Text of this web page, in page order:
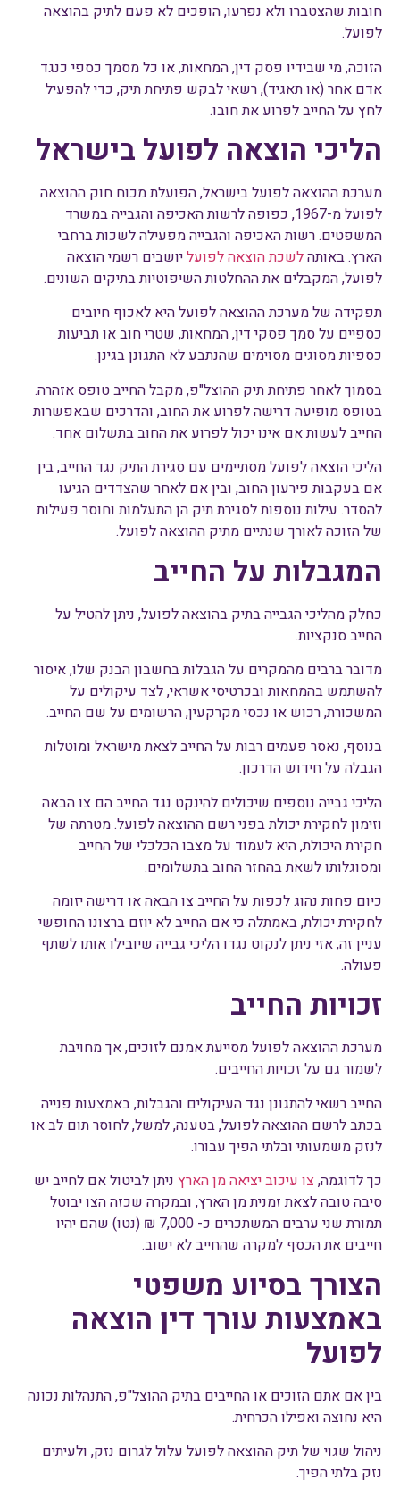
חובות שהצטברו ולא נפרעו, הופכים לא פעם לתיק בהוצאה
לפועל.
הזוכה, מי שבידיו פסק דין, המחאות, או כל מסמך כספי כנגד
אדם אחר (או תאגיד), רשאי לבקש פתיחת תיק, כדי להפעיל
לחץ על החייב לפרוע את חובו.
הליכי הוצאה לפועל בישראל
מערכת ההוצאה לפועל בישראל, הפועלת מכוח חוק ההוצאה
לפועל מ-1967, כפופה לרשות האכיפה והגבייה במשרד
המשפטים. רשות האכיפה והגבייה מפעילה לשכות ברחבי
הארץ. באותהלשכת הוצאה לפועליושבים רשמי הוצאה
לפועל, המקבלים את ההחלטות השיפוטיות בתיקים השונים.
תפקידה של מערכת ההוצאה לפועל היא לאכוף חיובים
כספיים על סמך פסקי דין, המחאות, שטרי חוב או תביעות
כספיות מסוגים מסוימים שהנתבע לא התגונן בגינן.
בסמוך לאחר פתיחת תיק ההוצל"פ, מקבל החייב טופס אזהרה.
בטופס מופיעה דרישה לפרוע את החוב, והדרכים שבאפשרות
החייב לעשות אם אינו יכול לפרוע את החוב בתשלום אחד.
הליכי הוצאה לפועל מסתיימים עם סגירת התיק נגד החייב, בין
אם בעקבות פירעון החוב, ובין אם לאחר שהצדדים הגיעו
להסדר. עילות נוספות לסגירת תיק הן התעלמות וחוסר פעילות
של הזוכה לאורך שנתיים מתיק ההוצאה לפועל.
המגבלות על החייב
כחלק מהליכי הגבייה בתיק בהוצאה לפועל, ניתן להטיל על
החייב סנקציות.
מדובר ברבים מהמקרים על הגבלות בחשבון הבנק שלו, איסור
להשתמש בהמחאות ובכרטיסי אשראי, לצד עיקולים על
המשכורת, רכוש או נכסי מקרקעין, הרשומים על שם החייב.
בנוסף, נאסר פעמים רבות על החייב לצאת מישראל ומוטלות
הגבלה על חידוש הדרכון.
הליכי גבייה נוספים שיכולים להינקט נגד החייב הם צו הבאה
וזימון לחקירת יכולת בפני רשם ההוצאה לפועל. מטרתה של
חקירת היכולת, היא לעמוד על מצבו הכלכלי של החייב
ומסוגלותו לשאת בהחזר החוב בתשלומים.
כיום פחות נהוג לכפות על החייב צו הבאה או דרישה יזומה
לחקירת יכולת, באמתלה כי אם החייב לא יוזם ברצונו החופשי
עניין זה, אזי ניתן לנקוט נגדו הליכי גבייה שיובילו אותו לשתף
פעולה.
זכויות החייב
מערכת ההוצאה לפועל מסייעת אמנם לזוכים, אך מחויבת
לשמור גם על זכויות החייבים.
החייב רשאי להתגונן נגד העיקולים והגבלות, באמצעות פנייה
בכתב לרשם ההוצאה לפועל, בטענה, למשל, לחוסר תום לב או
לנזק משמעותי ובלתי הפיך עבורו.
כך לדוגמה,צו עיכוב יציאה מן הארץ ניתן לביטול אם לחייב יש
סיבה טובה לצאת זמנית מן הארץ, ובמקרה שכזה הצו יבוטל
תמורת שני ערבים המשתכרים כ- 7,000 ₪ (נטו) שהם יהיו
חייבים את הכסף למקרה שהחייב לא ישוב.
הצורך בסיוע משפטי
באמצעות עורך דין הוצאה
לפועל
בין אם אתם הזוכים או החייבים בתיק ההוצל"פ, התנהלות נכונה
היא נחוצה ואפילו הכרחית.
ניהול שגוי של תיק ההוצאה לפועל עלול לגרום נזק, ולעיתים
נזק בלתי הפיך.